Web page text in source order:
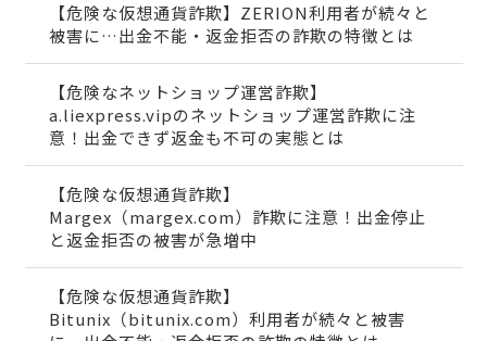
【危険な仮想通貨詐欺】ZERION利用者が続々と
被害に…出金不能・返金拒否の詐欺の特徴とは
【危険なネットショップ運営詐欺】
a.liexpress.vipのネットショップ運営詐欺に注
意！出金できず返金も不可の実態とは
【危険な仮想通貨詐欺】
Margex（margex.com）詐欺に注意！出金停止
と返金拒否の被害が急増中
【危険な仮想通貨詐欺】
Bitunix（bitunix.com）利用者が続々と被害